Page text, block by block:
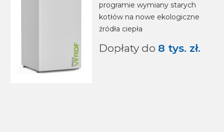
programie wymiany starych
kotłów na nowe ekologiczne
źródła ciepła
Dopłaty do 8 tys. zł.